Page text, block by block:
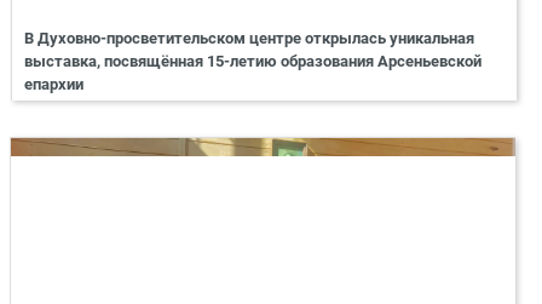
В Духовно-просветительском центре открылась уникальная
выставка, посвящённая 15-летию образования Арсеньевской
епархии